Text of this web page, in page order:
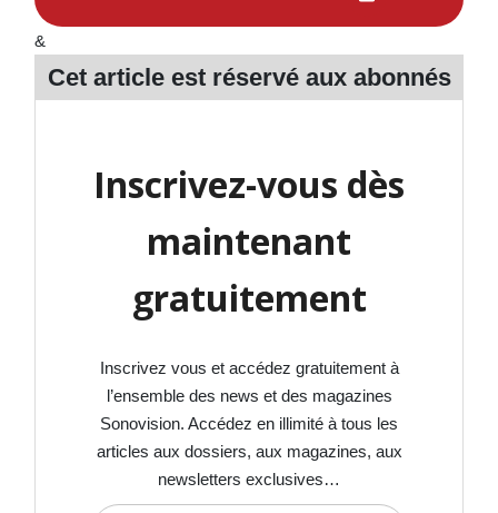
&
Cet article est réservé aux abonnés
Inscrivez-vous dès
maintenant
gratuitement
Inscrivez vous et accédez gratuitement à
l’ensemble des news et des magazines
Sonovision. Accédez en illimité à tous les
articles aux dossiers, aux magazines, aux
newsletters exclusives…